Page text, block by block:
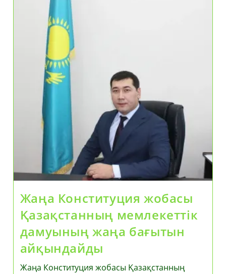
Жаңа Конституция жобасы
Қазақстанның мемлекеттік
дамуының жаңа бағытын
айқындайды
Жаңа Конституция жобасы Қазақстанның